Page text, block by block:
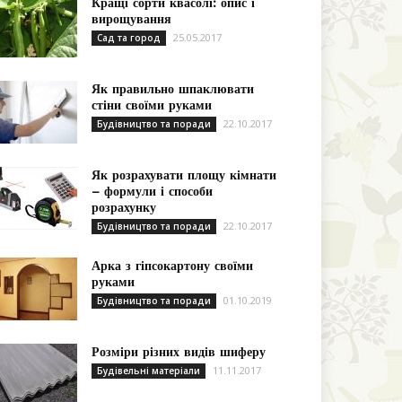
вирощування
Сад та город 25.05.2017
Як правильно шпаклювати
стіни своїми руками
Будівництво та поради 22.10.2017
Як розрахувати площу кімнати
– формули і способи
розрахунку
Будівництво та поради 22.10.2017
Арка з гіпсокартону своїми
руками
Будівництво та поради 01.10.2019
Розміри різних видів шиферу
Будівельні матеріали 11.11.2017